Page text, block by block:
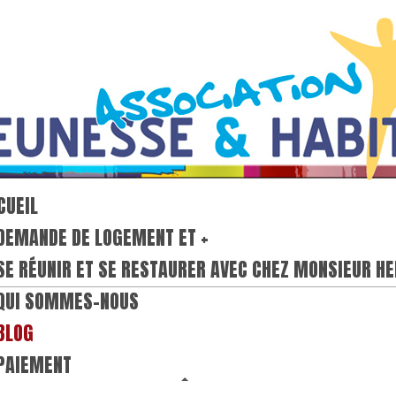
DE LOGEMENT ET +
RÉUNIR ET SE RESTAURER AVEC CHEZ MONSIEUR
SOMMES-NOUS